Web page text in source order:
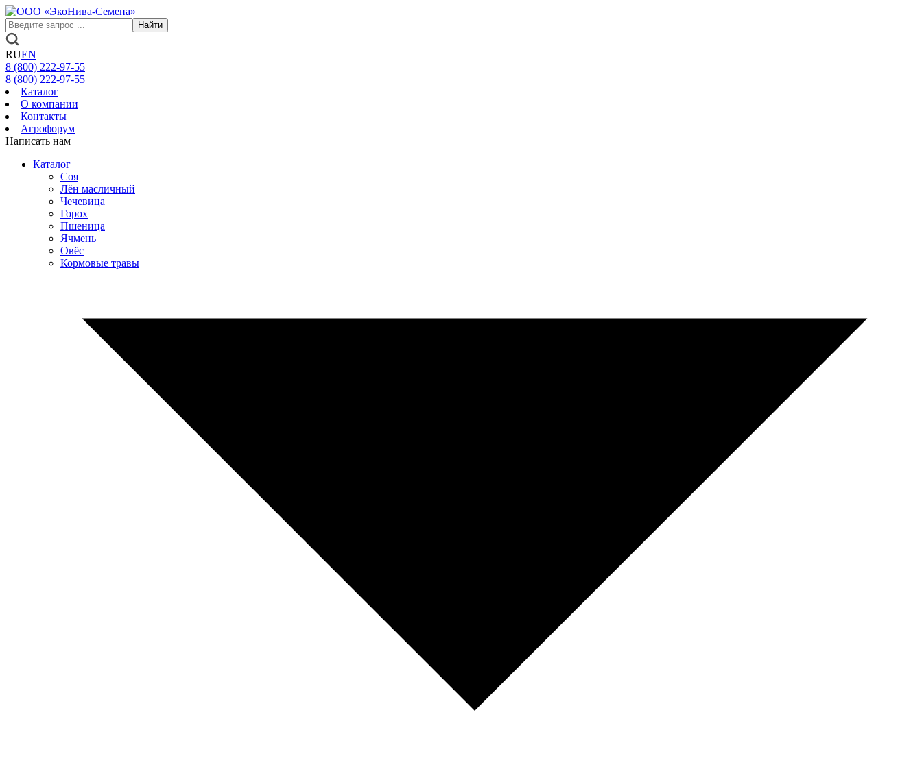
Найти
RUEN
8 (800) 222-97-55
8 (800) 222-97-55
Каталог
О компании
Контакты
Агрофорум
Написать нам
Каталог
Соя
Лён масличный
Чечевица
Горох
Пшеница
Ячмень
Овёс
Кормовые травы